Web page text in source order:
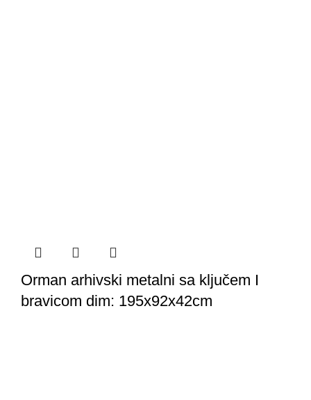
Orman arhivski metalni sa ključem I
bravicom dim: 195x92x42cm